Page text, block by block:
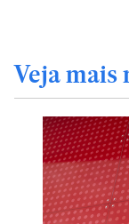
Veja mais